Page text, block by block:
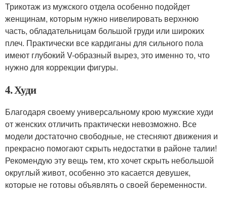
Трикотаж из мужского отдела особенно подойдет
женщинам, которым нужно нивелировать верхнюю
часть, обладательницам большой груди или широких
плеч. Практически все кардиганы для сильного пола
имеют глубокий V-образный вырез, это именно то, что
нужно для коррекции фигуры.
4. Худи
Благодаря своему универсальному крою мужские худи
от женских отличить практически невозможно. Все
модели достаточно свободные, не стесняют движения и
прекрасно помогают скрыть недостатки в районе талии!
Рекомендую эту вещь тем, кто хочет скрыть небольшой
округлый живот, особенно это касается девушек,
которые не готовы объявлять о своей беременности.